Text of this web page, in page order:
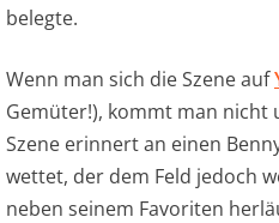
belegte.
Wenn man sich die Szene auf
Gemüter!), kommt man nicht
Szene erinnert an einen
wettet, der dem Feld jedoch
neben seinem Favoriten